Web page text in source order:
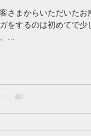
さまからいただいた
をするのは初めてで
...